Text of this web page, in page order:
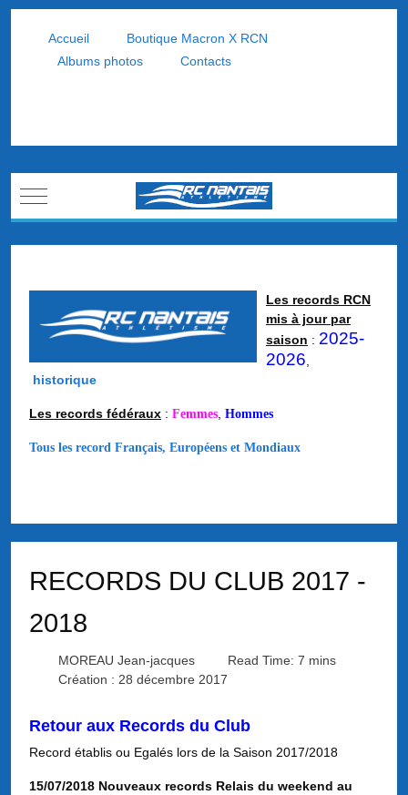
Accueil
Boutique Macron X RCN
Albums photos
Contacts
Mobile Menu Toggle
Les records RCN
mis à jour par
saison : 2025-
2026
historique
Les records fédéraux : Femmes Hommes
Tous les record Français, Européens et Mondiaux
RECORDS DU CLUB 2017 -
2018
MOREAU Jean-jacques
Read Time: 7 mins
Création : 28 décembre 2017
Retour aux Records du Club
Record établis ou Egalés lors de la Saison 2017/2018
15/07/2018 Nouveaux records Relais du weekend au